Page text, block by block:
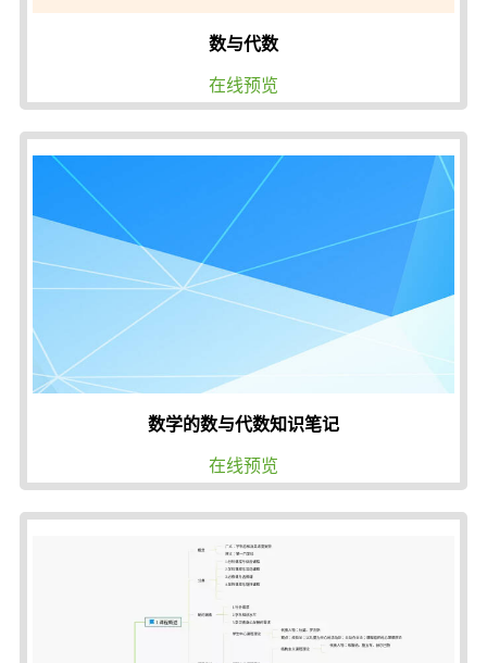
数与代数
在线预览
数学的数与代数知识笔记
在线预览